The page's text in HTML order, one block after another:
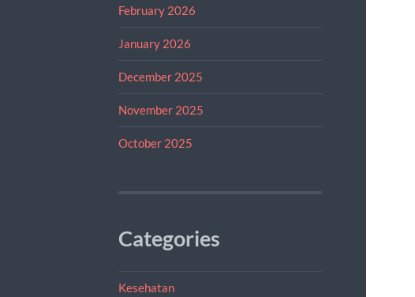
February 2026
January 2026
December 2025
November 2025
October 2025
Categories
Kesehatan